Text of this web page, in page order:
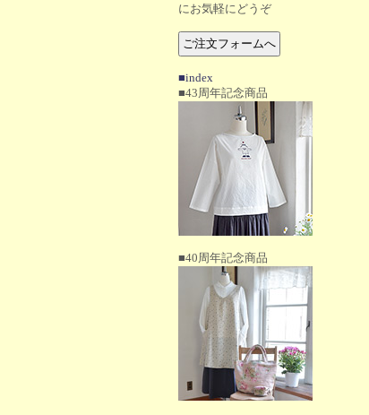
にお気軽にどうぞ
■index
■43周年記念商品
■40周年記念商品